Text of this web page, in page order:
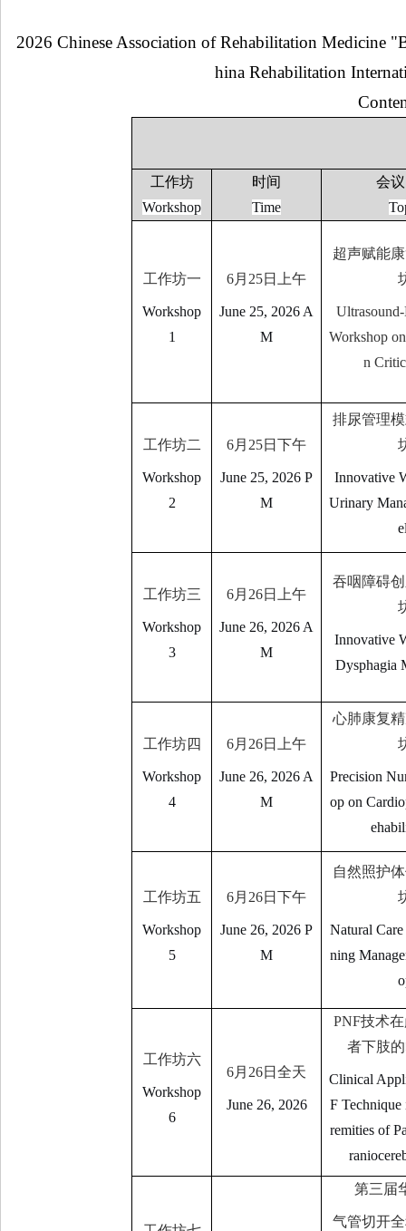
2026 Chinese Association of Rehabilitation Medicine
hina Rehabilitation
工作坊
Workshop
时间
Time
会
工作坊一
Workshop
1
6月 25日上午
June 25, 2026 A
M
超声赋能
Workshop
n
工作坊二
Workshop
2
6月 25日下午
June 25, 2026 P
M
排尿管理
Innovative
Urinary
工作坊三
Workshop
3
6月 26日上午
June 26, 2026 A
M
吞咽障碍
Innovative
Dysphagia
工作坊四
Workshop
4
6月 26日上午
June 26, 2026 A
M
心肺康复
Precision
op on
工作坊五
Workshop
5
6月 26日下午
June 26, 2026 P
M
自然照护
Natural
ning
工作坊六
Workshop
6
6月 26日全天
June 26, 2026
PNF技术
者下肢
Clinical
F
remities of
第三届
气管切开